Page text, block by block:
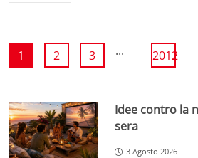
1 2 3 ... 2012
Idee contro la
sera
3 Agosto 2026